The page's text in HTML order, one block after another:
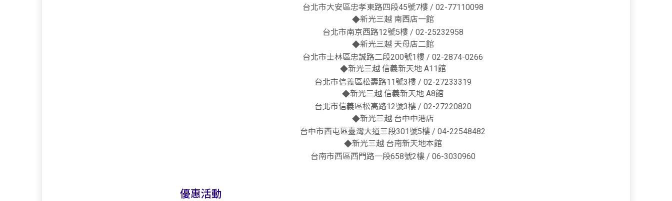
台北市大安區忠孝東路四段45號7樓 / 02-77110098
◆新光三越 南西店一館
台北市南京西路12號5樓 / 02-25232958
◆新光三越 天母店二館
台北市士林區忠誠路二段200號1樓 / 02-2874-0266
◆新光三越 信義新天地 A11館
台北市信義區松壽路11號3樓 / 02-27233319
◆新光三越 信義新天地 A8館
台北市信義區松高路12號3樓 / 02-27220820
◆新光三越 台中中港店
台中市西屯區臺灣大道三段301號5樓 / 04-22548482
◆新光三越 台南新天地本館
台南市西區西門路一段658號2樓 / 06-3030960
優惠活動